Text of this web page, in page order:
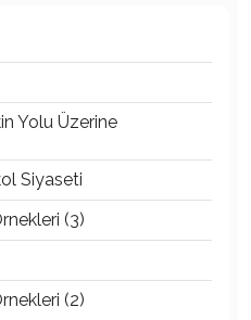
Yolu Üzerine
Siyaseti
(3)
(2)